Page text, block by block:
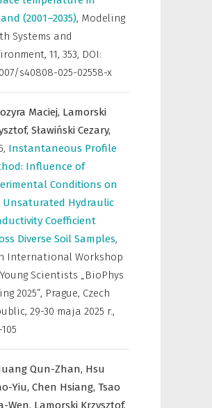
(2001–2035), Modeling
Systems and
, 11, 353, DOI:
s40808-025-02558-x
Maciej, Lamorski
Sławiński Cezary,
, Instantaneous Profile
Influence of
Conditions on
Hydraulic
Coefficient
Diverse Soil Samples,
International Workshop
Scientists „BioPhys
2025”, Prague, Czech
29-30 maja 2025 r.,
Qun-Zhan, Hsu
Yiu, Chen Hsiang, Tsao
Wen, Lamorski Krzysztof,